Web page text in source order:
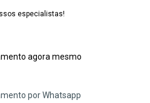
especialistas!
agora mesmo
por Whatsapp